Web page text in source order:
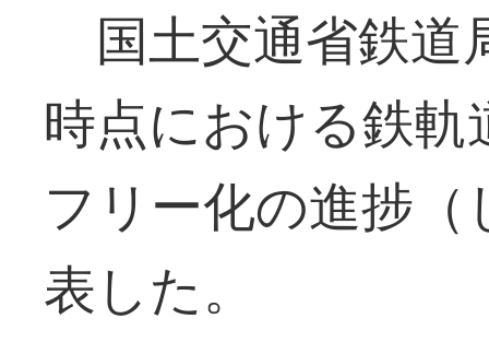
国土交通省鉄道
時点における鉄
フリー化の進捗
表した。